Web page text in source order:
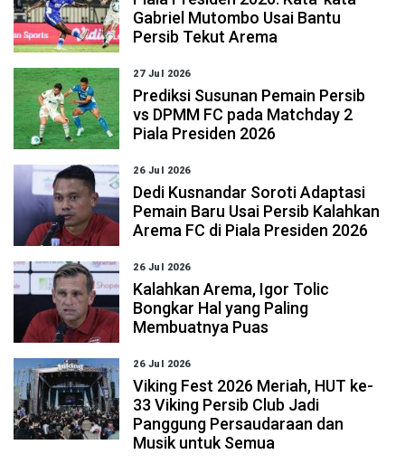
Gabriel Mutombo Usai Bantu
Persib Tekut Arema
27 Jul 2026
Prediksi Susunan Pemain Persib
vs DPMM FC pada Matchday 2
Piala Presiden 2026
26 Jul 2026
Dedi Kusnandar Soroti Adaptasi
Pemain Baru Usai Persib Kalahkan
Arema FC di Piala Presiden 2026
26 Jul 2026
Kalahkan Arema, Igor Tolic
Bongkar Hal yang Paling
Membuatnya Puas
26 Jul 2026
Viking Fest 2026 Meriah, HUT ke-
33 Viking Persib Club Jadi
Panggung Persaudaraan dan
Musik untuk Semua